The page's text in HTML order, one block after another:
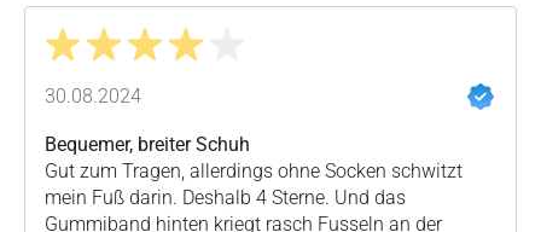
Bewertung mit 4 von 5 Sternen
30.08.2024
Bequemer, breiter Schuh
Gut zum Tragen, allerdings ohne Socken schwitzt
mein Fuß darin. Deshalb 4 Sterne. Und das
Gummiband hinten kriegt rasch Fusseln an der